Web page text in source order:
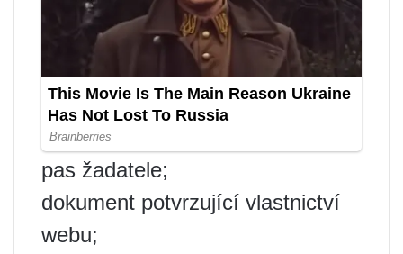
pas žadatele;
dokument potvrzující vlastnictví
webu;